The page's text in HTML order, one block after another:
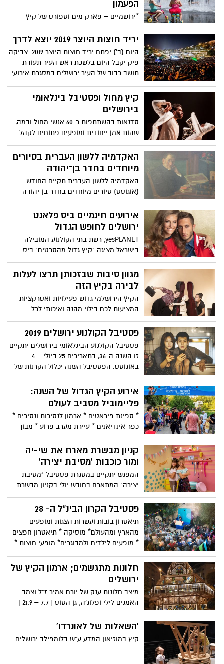
הפעמון
*ירושמיים – פארק מים וספורט של קיץ
2019*מתחם אחה"צ למשפחות -יצירה, ספורט,
סדנאות מוזיקה, הצגות ילדים ועוד..*מירוץ
משפחות באווירה קיצית* 18-29 לאוגוסט
בימים א-ה.
יריד חוצות היוצר 2019 יוצא לדרך
היום (ב') יפתח יריד חוצות היוצר 2019. צביקה
פיק יקבל היום בלשכת ראש העיר תעודת
תושב כבוד של העיר ירושלים במסגרת אירועי
קיץ מחול ופסטיבל בינלאומי
בירושלים
סדנאות בהשתתפות כ-60 אנשי מחול ובמה,
שהות אמן ייחודית ומופעים פתוחים לקהל
הרחב בחוצות העיר ובאולמות. אירועים
מרכזיים: 13-15 באוגוסט. הכניסה חינם!
האקדמיה ללשון העברית בסיורים
מיוחדים בחדר בן־יהודה
האקדמיה ללשון העברית תקיים החודש
(אוגוסט) סיורים מיוחדים בחדר בן־יהודה
לילדים, לבני נוער ולמבוגרים
אירועים חינמיים ביס פלאנט
ירושלים לחופש הגדול
yesPLANET, רשת בתי הקולנוע המובילה
בישראל מציגה "קיץ גדול מהסרטים" ביס
פלאנט ירושלים עם הופעות של בן זיני וטיילור
ואנה זק – הכניסה חופשית!
מגוון סיבות שבזכותן תרצו לעלות
לבירה בקיץ הזה
הקיץ הירושלמי גדוש פעילויות ואטרקציות
המציעות לכם בילוי מהנה ואיכותי לכל
המשפחה ולכל הגילאים. אתם מוזמנים לנטוש
את המזגן לכמה שעות וגם את המסכים,
משפחתי כפי שלא עשיתם מזמן. רק אל
תשכחו את הסוודר לשעות הערב..
פסטיבל הקולנוע ירושלים 2019
פסטיבל הקולנוע הבינלאומי בירושלים יתקיים
זו השנה ה-36, בתאריכים 25 ביולי – 4
באוגוסט. הפסטיבל השנה יכלול הקרנות של
אירוע הקיץ הגדול של השנה:
פליימוביל מסביב לעולם
* ספינת פיראטים * ארמון לנסיכות ונסיכים *
כפר אינדיאנים * עיירת מערב פרוע * מבוך
פרחים * מבצר אבירים * חיפוש קואלות בין
העצים * כבאית אש * אמבולנס של מד"א *
דמויות ענק * מסלול אתגרי בסגנון נינג'ה
פליימוביל * פעילויות טבע וצמחים ושלל
הפעלות נוספות ברוח הפליימוביל והגן
הבוטני. 21 ביולי ועד סוף אוגוסט 2019. הגן
הבוטני האוניברסיטאי גבעת רם ירושלים
קניון מבשרת מארח את שי-יה
ומור כוכבות 'מסיבת יצירה'
המפגש יתקיים במסגרת פסטיבל "מסיבת
יצירה" המתארח בחודש יולי בקניון מבשרת
המארח כל שבוע בחופשת קיץ פסטיבל
מדליק וייחודי אחר
פסטיבל הקרון הבינ"ל ה- 28
תיאטרון בובות ועשרות הצגות ומופעים
מהארץ ומהעולם* מוסיקה * תיאטרון חפצים
* מופעים לילדים ולמבוגרים* מופעי חוצות *
חמישי 18-22 באוגוסט 2019
חלונות מתגשמים; ארמון הקיץ של
ירושלים
מיצב חלונות ענק של יורם אמיר ז"ל וצמד
האמנים לילי ופלוג'ה; גן הסוס | 7.7 – 21.9 |
כניסה חופשית 550 חלונות מכל רחבי
ירושלים, בשלל צורות ומכל התקופות, הפכו
בימים אלו בגן הסוס בירושלים
'השאלות של לאונרדו'
קיץ במוזיאון המדע ע"ש בלומפילד ירושלים